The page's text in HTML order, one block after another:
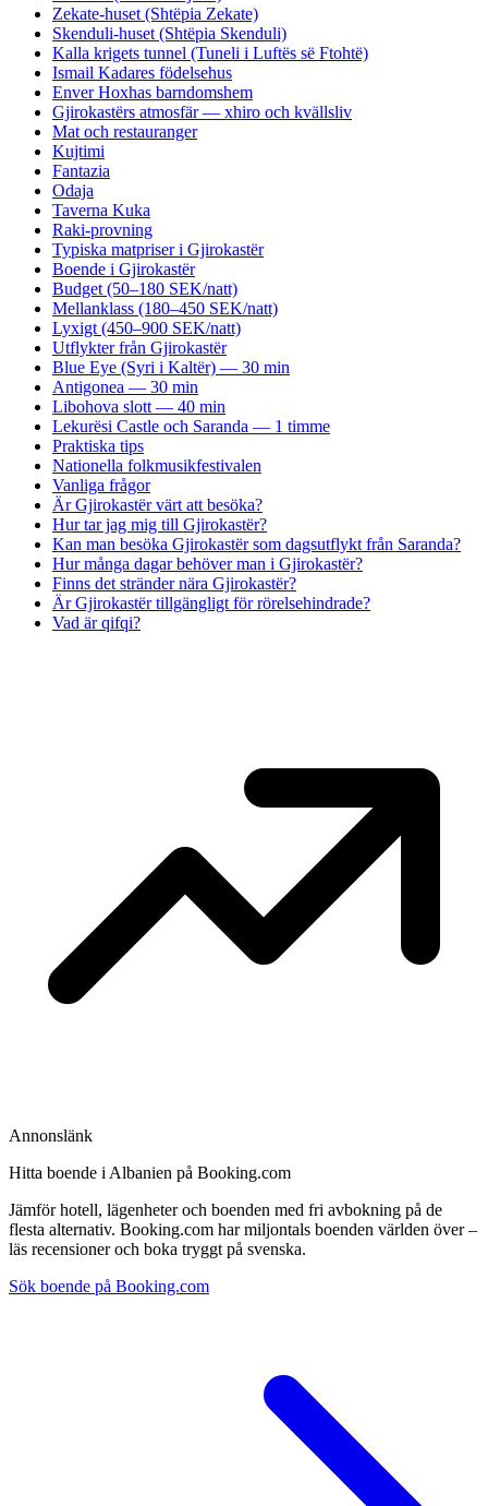
Zekate-huset (Shtëpia Zekate)
Skenduli-huset (Shtëpia Skenduli)
Kalla krigets tunnel (Tuneli i Luftës së Ftohtë)
Ismail Kadares födelsehus
Enver Hoxhas barndomshem
Gjirokastërs atmosfär — xhiro och kvällsliv
Mat och restauranger
Kujtimi
Fantazia
Odaja
Taverna Kuka
Raki-provning
Typiska matpriser i Gjirokastër
Boende i Gjirokastër
Budget (50–180 SEK/natt)
Mellanklass (180–450 SEK/natt)
Lyxigt (450–900 SEK/natt)
Utflykter från Gjirokastër
Blue Eye (Syri i Kaltër) — 30 min
Antigonea — 30 min
Libohova slott — 40 min
Lekurësi Castle och Saranda — 1 timme
Praktiska tips
Nationella folkmusikfestivalen
Vanliga frågor
Är Gjirokastër värt att besöka?
Hur tar jag mig till Gjirokastër?
Kan man besöka Gjirokastër som dagsutflykt från Saranda?
Hur många dagar behöver man i Gjirokastër?
Finns det stränder nära Gjirokastër?
Är Gjirokastër tillgängligt för rörelsehindrade?
Vad är qifqi?
Annonslänk
Hitta boende i Albanien på Booking.com
Jämför hotell, lägenheter och boenden med fri avbokning på de
flesta alternativ. Booking.com har miljontals boenden världen över –
läs recensioner och boka tryggt på svenska.
Sök boende på Booking.com